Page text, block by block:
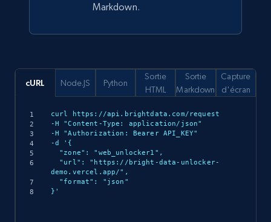
Markdown.
cURL
curl https://api.brightdata.com/request
-H "Content-Type: application/json"
-H "Authorization: Bearer API_KEY"
-d '{
demo.vercel.app/",
}'
Node.JS Python
Sortie
HTML
Sortie
Markdown
Capture
d'écran